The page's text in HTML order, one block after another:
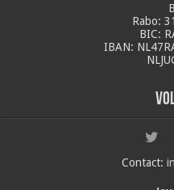
Rabo:
BIC:
IBAN:
Contact: